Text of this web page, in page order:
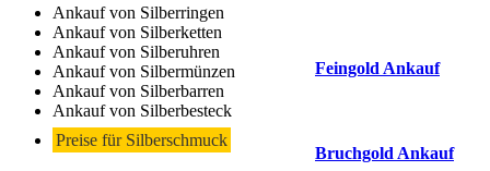
Ankauf von Silberringen
Ankauf von Silberketten
Ankauf von Silberuhren
Ankauf von Silbermünzen
Ankauf von Silberbarren
Ankauf von Silberbesteck
Preise für Silberschmuck
Feingold Ankauf
Bruchgold Ankauf